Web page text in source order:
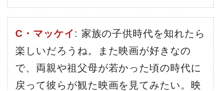
C・マッケイ: 家族の子供時代を知れたら
楽しいだろうね。また映画が好きなの
で、両親や祖父母が若かった頃の時代に
戻って彼らが観た映画を見てみたい。映